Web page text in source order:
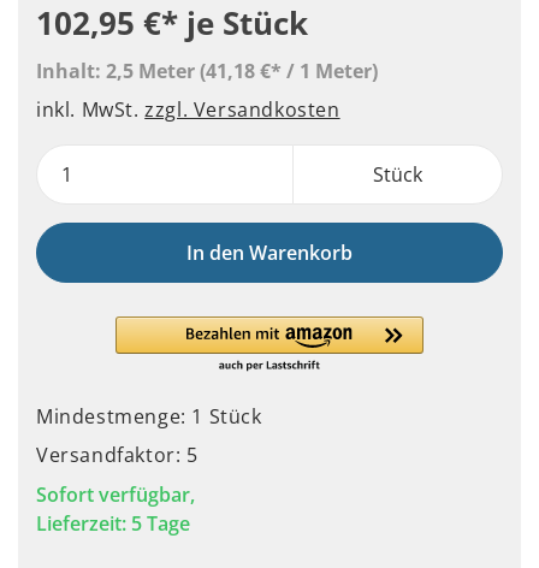
102,95 €* je Stück
Inhalt: 2,5 Meter(41,18 €* / 1 Meter)
inkl. MwSt.zzgl. Versandkosten
Stück
In den Warenkorb
Mindestmenge: 1 Stück
Versandfaktor: 5
Sofort verfügbar,
Lieferzeit: 5 Tage